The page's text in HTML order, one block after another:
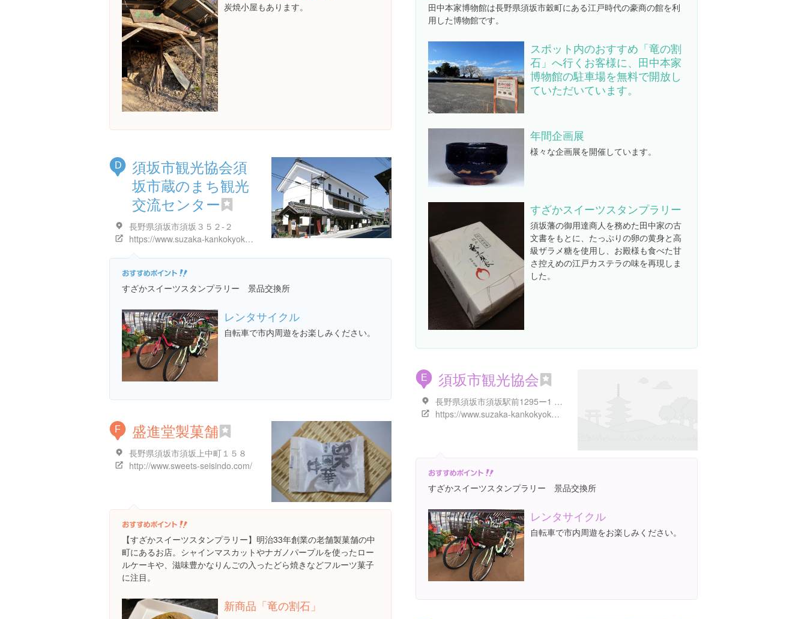
炭焼小屋もあります。
田中本家博物館は長野県須坂市穀町にある江戸時代の豪商の館を利
用した博物館です。
スポット内のおすすめ「竜の割
石」へ行くお客様に、田中本家
博物館の駐車場を無料で開放し
ていただいています。
年間企画展
様々な企画展を開催しています。
すざかスイーツスタンプラリー
須坂藩の御用達商人を務めた田中家の古
文書をもとに、たっぷりの卵の黄身と高
級ザラメ糖を使用し、お殿様も食べた甘
さ控えめの江戸カステラの味を再現しま
した。
D
須坂市観光協会須
坂市蔵のまち観光
交流センター
長野県須坂市須坂３５２-２
https://www.suzaka-kankokyokai.jp/contents/other/16.html
すざかスイーツスタンプラリー 景品交換所
レンタサイクル
自転車で市内周遊をお楽しみください。
E 須坂市観光協会
長野県須坂市須坂駅前1295ー1 シルキービル 2Ｆ
https://www.suzaka-kankokyokai.jp/
すざかスイーツスタンプラリー 景品交換所
レンタサイクル
自転車で市内周遊をお楽しみください。
F 盛進堂製菓舗
長野県須坂市須坂上中町１５８
http://www.sweets-seisindo.com/
【すざかスイーツスタンプラリー】明治33年創業の老舗製菓舗の中
町にあるお店。シャインマスカットやナガノパープルを使ったロー
ルケーキや、滋味豊かなりんごの入ったどら焼きなどフルーツ菓子
に注目。
新商品「竜の割石」